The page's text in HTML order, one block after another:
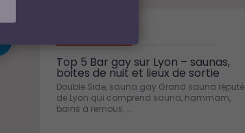
Top 5 Bar gay sur Lyon – saunas,
boites de nuit et lieux de sortie
Double Side, sauna gay Grand sauna réputé
de Lyon qui comprend sauna, hammam,
bains à remous, ...